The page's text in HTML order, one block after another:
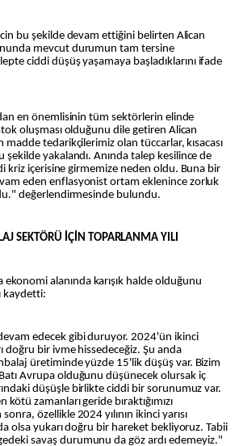
bu şekilde devam ettiğini belirten Alican
mevcut durumun tam tersine
ciddi düşüş yaşamaya başladıklarını ifade
en önemlisinin tüm sektörlerin elinde
oluşması olduğunu dile getiren Alican
tedarikçilerimiz olan tüccarlar, kısacası
şekilde yakalandı. Anında talep kesilince de
kriz içerisine girmemize neden oldu. Buna bir
eden enflasyonist ortam eklenince zorluk
değerlendirmesinde bulundu.
SEKTÖRÜ İÇİN TOPARLANMA YILI
alanında karışık halde olduğunu
kaydetti:
edecek gibi duruyor. 2024'ün ikinci
doğru bir ivme hissedeceğiz. Şu anda
üretiminde yüzde 15'lik düşüş var. Bizim
Avrupa olduğunu düşünecek olursak iç
düşüşle birlikte ciddi bir sorunumuz var.
zamanları geride bıraktığımızı
özellikle 2024 yılının ikinci yarısı
olsa yukarı doğru bir hareket bekliyoruz. Tabii
savaş durumunu da göz ardı edemeyiz."